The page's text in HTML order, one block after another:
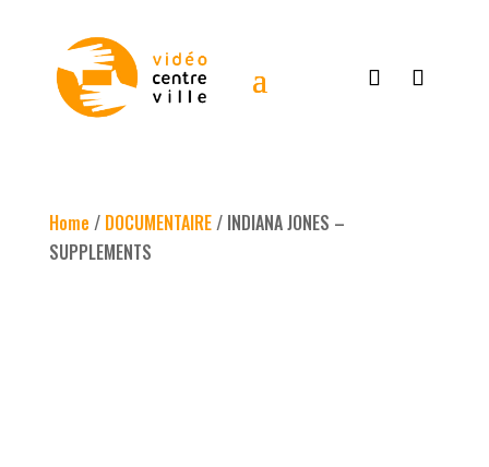
Home / DOCUMENTAIRE/ INDIANA JONES –
SUPPLEMENTS